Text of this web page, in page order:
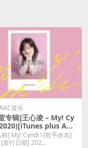
音乐
专辑]王心凌 – My! Cy
plus AA
] My! Cyndi ! [歌手姓名]
发行日期] 202...